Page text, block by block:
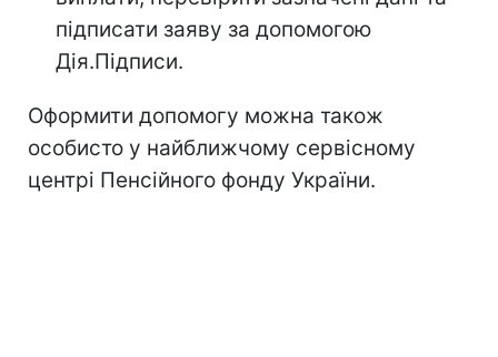
підписати заяву за допомогою
Дія.Підписи.
Оформити допомогу можна також
особисто у найближчому сервісному
центрі Пенсійного фонду України.